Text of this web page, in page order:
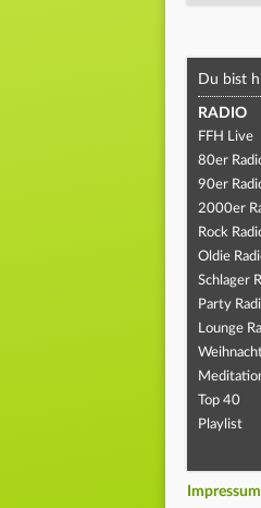
Du bist
RADIO
FFH Live
80er
90er
2000er
Rock
Oldie
Schlager
Party
Lounge
Top 40
Playlist